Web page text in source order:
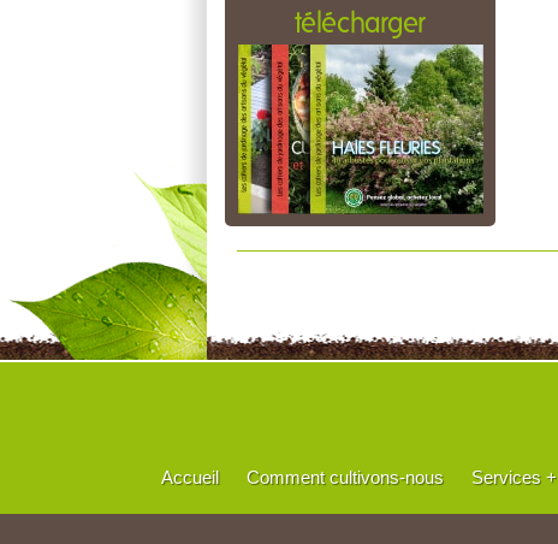
télécharger
Accueil Comment cultivons-nous Services +